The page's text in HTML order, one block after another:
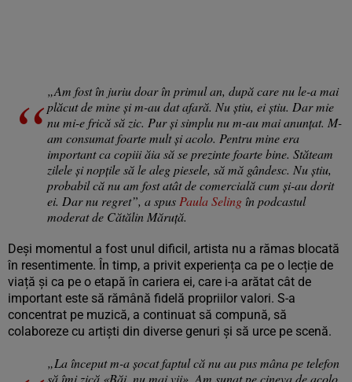
„Am fost în juriu doar în primul an, după care nu le-a mai
plăcut de mine și m-au dat afară. Nu știu, ei știu. Dar mie
nu mi-e frică să zic. Pur și simplu nu m-au mai anunțat. M-
am consumat foarte mult și acolo. Pentru mine era
important ca copiii ăia să se prezinte foarte bine. Stăteam
zilele și nopțile să le aleg piesele, să mă gândesc. Nu știu,
probabil că nu am fost atât de comercială cum și-au dorit
ei. Dar nu regret”, a spus Paula Seling în podcastul
moderat de Cătălin Măruță.
Deși momentul a fost unul dificil, artista nu a rămas blocată
în resentimente. În timp, a privit experiența ca pe o lecție de
viață și ca pe o etapă în cariera ei, care i-a arătat cât de
important este să rămână fidelă propriilor valori. S-a
concentrat pe muzică, a continuat să compună, să
colaboreze cu artiști din diverse genuri și să urce pe scenă.
„La început m-a șocat faptul că nu au pus mâna pe telefon
să îmi zică «Băi, nu mai vii». Am sunat pe cineva de acolo